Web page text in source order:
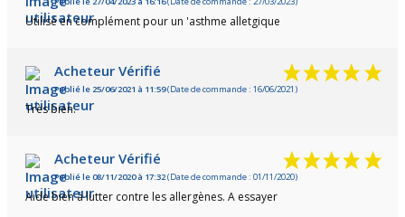
Utilisé en complément pour un 'asthme alletgique
Acheteur Vérifié
Publié le 25/06/2021 à 11:59(Date de commande : 16/06/2021)
Très bien.
Acheteur Vérifié
Publié le 08/11/2020 à 17:32(Date de commande : 01/11/2020)
Aide bien à lutter contre les allergènes. A essayer